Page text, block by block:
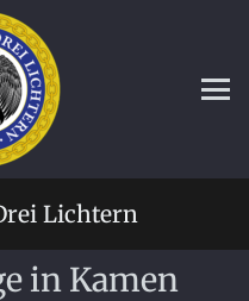
Lichtern
in Kamen